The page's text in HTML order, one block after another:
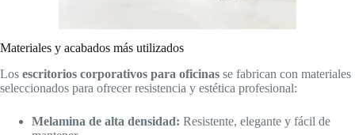
Materiales y acabados más utilizados
Los escritorios corporativos para oficinas se fabrican con materiales
seleccionados para ofrecer resistencia y estética profesional:
Melamina de alta densidad: Resistente, elegante y fácil de